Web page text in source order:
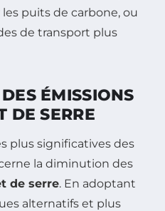
les puits de carbone, ou
de transport plus
ÉMISSIONS
DE SERRE
plus significatives des
la diminution des
de serre. En adoptant
alternatifs et plus